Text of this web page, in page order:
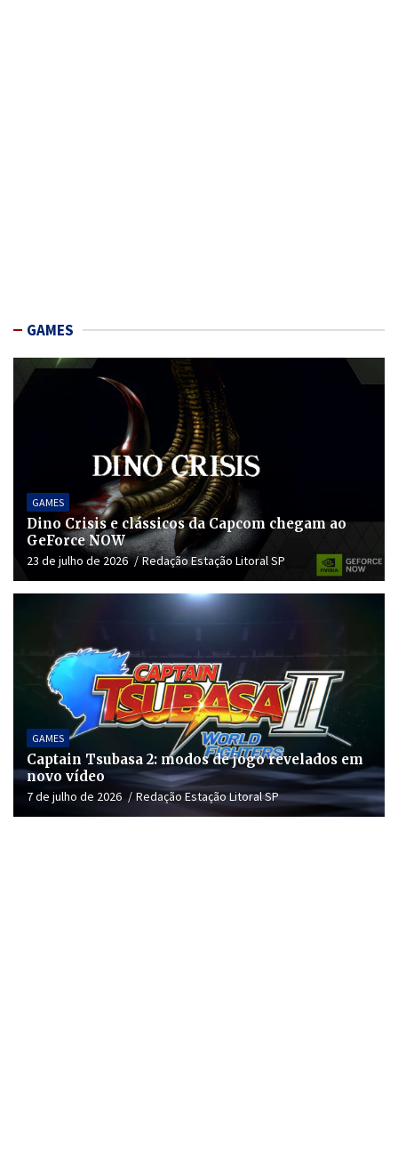
GAMES
GAMES
Dino Crisis e clássicos da Capcom chegam ao
GeForce NOW
23 de julho de 2026 Redação Estação Litoral SP
GAMES
Captain Tsubasa 2: modos de jogo revelados em
novo vídeo
7 de julho de 2026 Redação Estação Litoral SP